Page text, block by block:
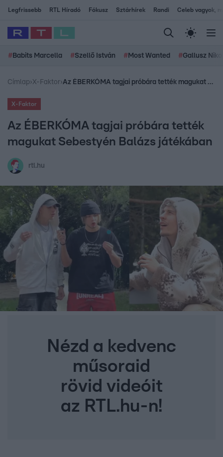
Legfrissebb RTL Híradó Fókusz Sztárhírek Randi Celeb vagyok,
# Babits Marcella #Szellő István # Most Wanted #Gallusz
Címlap›X-Faktor› Az ÉBERKÓMA tagjai próbára tették magukat Sebestyén Balázs játékában
X-Faktor
Az ÉBERKÓMA tagjai próbára tették
magukat Sebestyén Balázs játékában
rtl.hu
Nézd a kedvenc
műsoraid
rövid videóit
az RTL.hu-n!